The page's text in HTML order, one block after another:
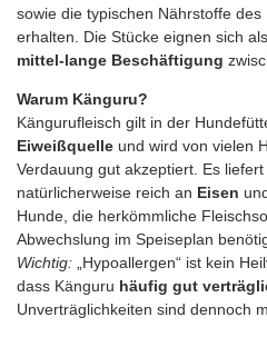
sowie die typischen Nährstoffe
erhalten. Die Stücke eignen sich
mittel‑lange Beschäftigung
Warum Känguru?
Kängurufleisch gilt in der
Eiweißquelle und wird von vielen
Verdauung gut akzeptiert. Es liefert
natürlicherweise reich an Eisen
Hunde, die herkömmliche
Abwechslung im Speiseplan
Wichtig: „Hypoallergen“ ist kein
dass Känguru häufig gut
Unverträglichkeiten sind dennoch